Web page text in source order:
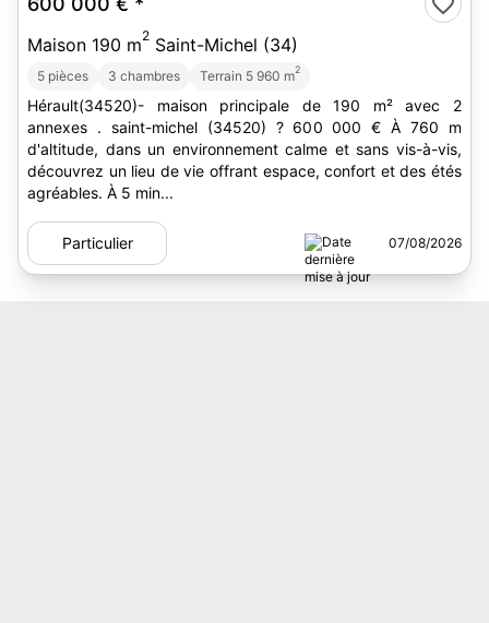
Maison 190 m2 Saint-Michel (34)
5 pièces 3 chambres Terrain 5 960 m2
Hérault(34520)- maison principale de 190 m² avec 2
annexes . saint-michel (34520) ? 600 000 € À 760 m
d'altitude, dans un environnement calme et sans vis-à-vis,
découvrez un lieu de vie offrant espace, confort et des étés
agréables. À 5 min...
Particulier 07/08/2026